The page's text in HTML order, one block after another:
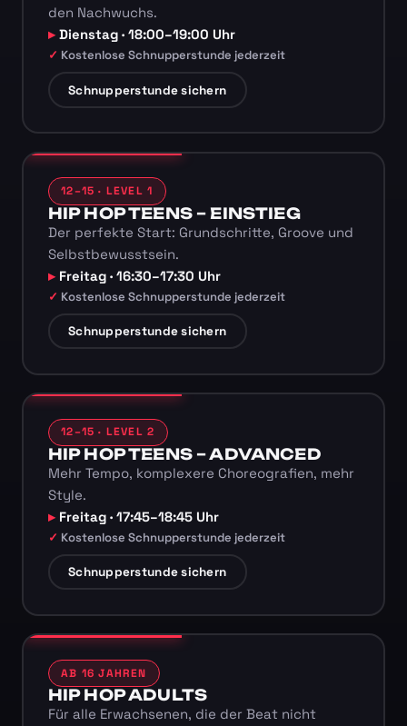
den Nachwuchs.
Dienstag · 18:00–19:00 Uhr
Kostenlose Schnupperstunde jederzeit
Schnupperstunde sichern
12–15 · LEVEL 1
HIP HOP TEENS – EINSTIEG
Der perfekte Start: Grundschritte, Groove und
Selbstbewusstsein.
Freitag · 16:30–17:30 Uhr
Kostenlose Schnupperstunde jederzeit
Schnupperstunde sichern
12–15 · LEVEL 2
HIP HOP TEENS – ADVANCED
Mehr Tempo, komplexere Choreografien, mehr
Style.
Freitag · 17:45–18:45 Uhr
Kostenlose Schnupperstunde jederzeit
Schnupperstunde sichern
AB 16 JAHREN
HIP HOP ADULTS
Für alle Erwachsenen, die der Beat nicht